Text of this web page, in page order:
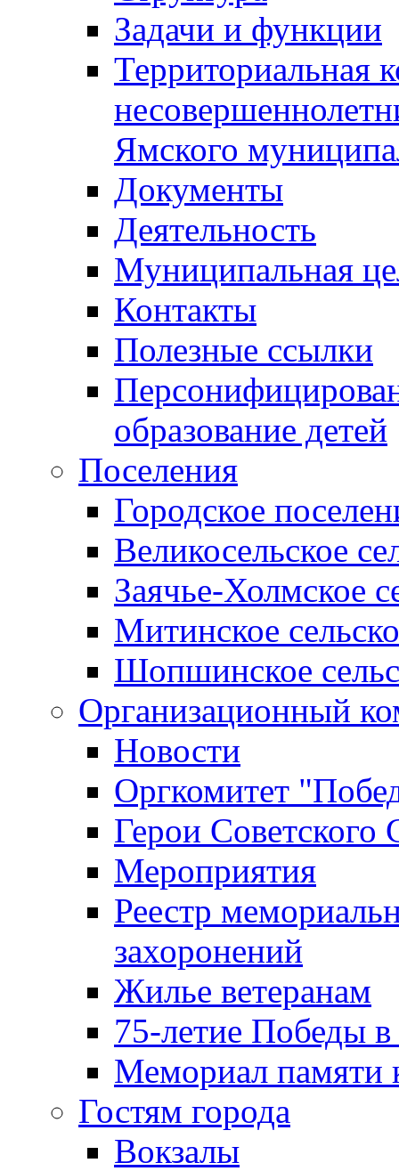
Задачи и функции
Территориальная
Ямского
Документы
Деятельность
Муниципальная
Контакты
Полезные ссылки
образование детей
Поселения
Городское
Великосельское
Заячье-Холмское
Митинское
Шопшинское
Организационный
Новости
Оргкомитет
Герои Советского
Мероприятия
Реестр
захоронений
Жилье ветеранам
75-летие Победы
Мемориал памяти
Гостям города
Вокзалы